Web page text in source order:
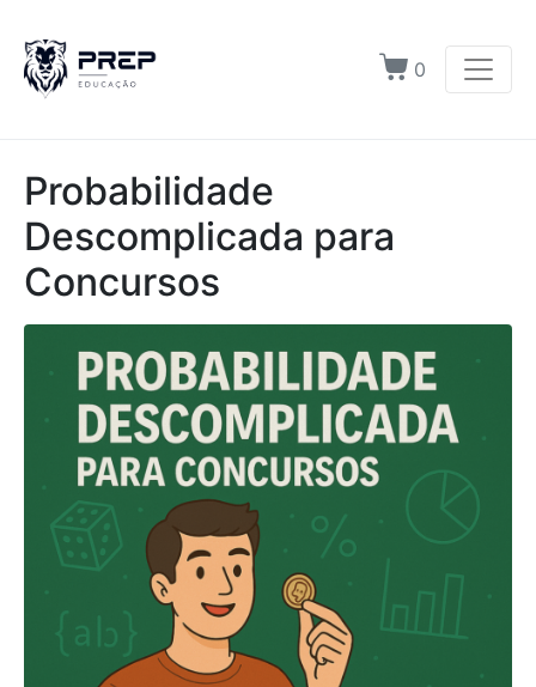
0
Probabilidade
Descomplicada para
Concursos